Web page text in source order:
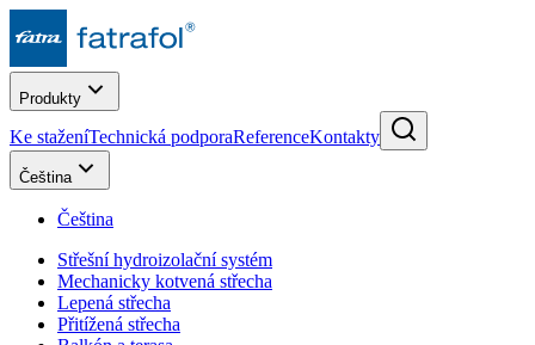
Produkty
Ke staženíTechnická podporaReferenceKontakty
Čeština
Čeština
Střešní hydroizolační systém
Mechanicky kotvená střecha
Lepená střecha
Přitížená střecha